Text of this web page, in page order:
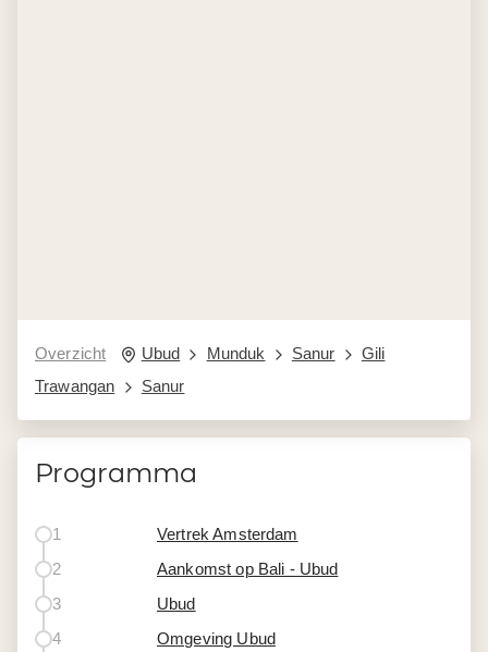
Overzicht Ubud Munduk Sanur
Gili
Trawangan
Sanur
Programma
1
Vertrek Amsterdam
2
Aankomst op Bali - Ubud
3
Ubud
4
Omgeving Ubud